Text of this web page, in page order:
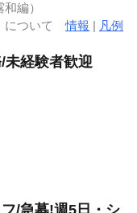
編）
について情報 | 凡例
未経験者歓迎
/急募!週5日・シ